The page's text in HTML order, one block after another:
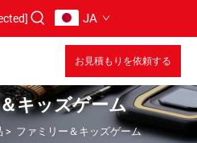
JA
お見積もりを依頼する
キッズゲーム
> ファミリー＆キッズゲーム